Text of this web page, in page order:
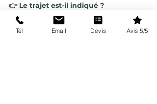
👉 Le trajet est-il indiqué ?
👉 Une animation ou une musique
Tél Email Devis Avis 5/5